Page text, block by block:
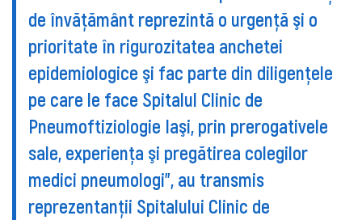
de învăţământ reprezintă o urgenţă şi o
prioritate în rigurozitatea anchetei
epidemiologice şi fac parte din diligenţele
pe care le face Spitalul Clinic de
Pneumoftiziologie Iaşi, prin prerogativele
sale, experienţa şi pregătirea colegilor
medici pneumologi", au transmis
reprezentanţii Spitalului Clinic de